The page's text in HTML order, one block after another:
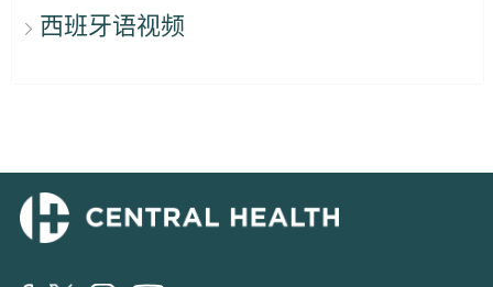
西班牙语视频